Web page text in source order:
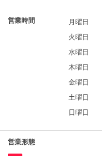
営業時間 月曜日
火曜日
水曜日
木曜日
金曜日
土曜日
日曜日
営業形態